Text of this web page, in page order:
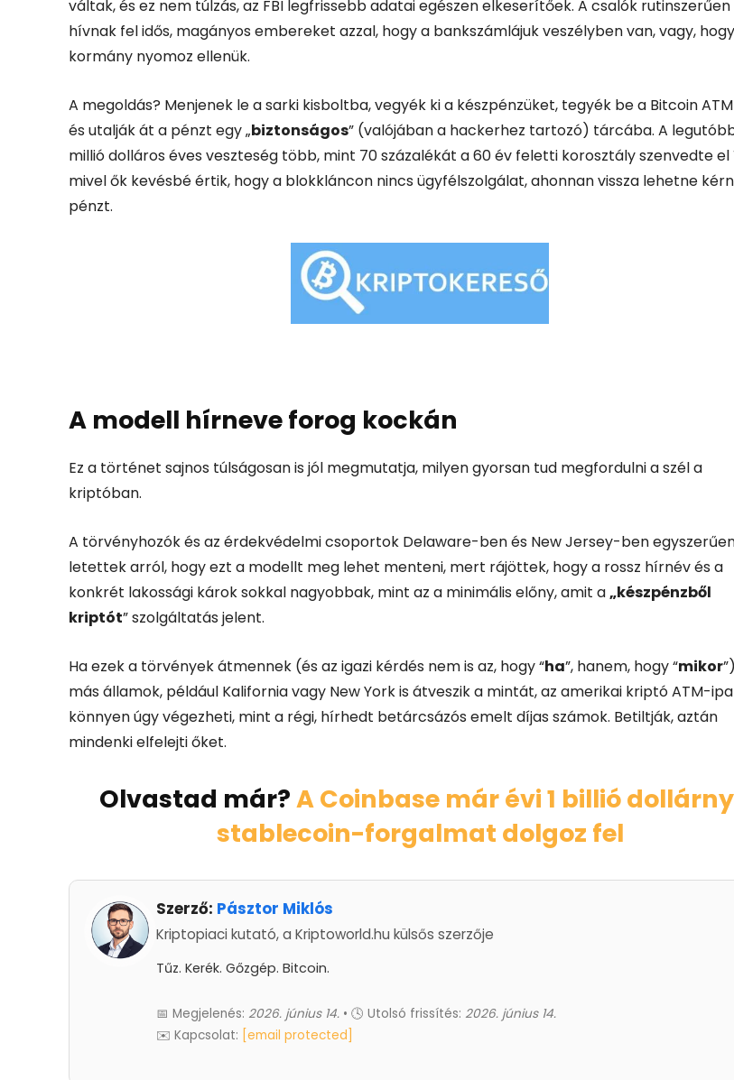
váltak, és ez nem túlzás, az FBI legfrissebb adatai egészen elkeserítőek. A csalók rutinszerűen
hívnak fel idős, magányos embereket azzal, hogy a bankszámlájuk veszélyben van, vagy,
kormány nyomoz ellenük.
A megoldás? Menjenek le a sarki kisboltba, vegyék ki a készpénzüket, tegyék be a Bitcoin
és utalják át a pénzt egy „biztonságos” (valójában a hackerhez tartozó) tárcába. A
millió dolláros éves veszteség több, mint 70 százalékát a 60 év feletti korosztály szenvedte el
mivel ők kevésbé értik, hogy a blokkláncon nincs ügyfélszolgálat, ahonnan vissza lehetne
pénzt.
A modell hírneve forog kockán
Ez a történet sajnos túlságosan is jól megmutatja, milyen gyorsan tud megfordulni a szél a
kriptóban.
A törvényhozók és az érdekvédelmi csoportok Delaware-ben és New Jersey-ben
letettek arról, hogy ezt a modellt meg lehet menteni, mert rájöttek, hogy a rossz hírnév és a
konkrét lakossági károk sokkal nagyobbak, mint az a minimális előny, amit a„készpénzből
kriptót” szolgáltatás jelent.
Ha ezek a törvények átmennek (és az igazi kérdés nem is az, hogy “ha”, hanem, hogy “mikor
más államok, például Kalifornia vagy New York is átveszik a mintát, az amerikai kriptó ATM-
könnyen úgy végezheti, mint a régi, hírhedt betárcsázós emelt díjas számok. Betiltják, aztán
mindenki elfelejti őket.
Olvastad már?A Coinbase már évi 1 billió
stablecoin-forgalmat dolgoz fel
Szerző: Pásztor Miklós
Kriptopiaci kutató, a Kriptoworld.hu külsős szerzője
Tűz. Kerék. Gőzgép. Bitcoin.
📅 Megjelenés: 2026. június 14. • 🕓 Utolsó frissítés: 2026. június 14.
✉️ Kapcsolat: [email protected]